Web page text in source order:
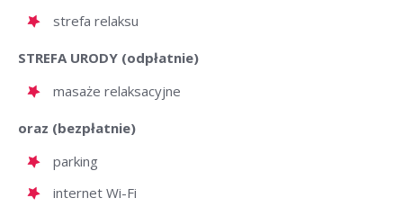
strefa relaksu
STREFA URODY (odpłatnie)
masaże relaksacyjne
oraz (bezpłatnie)
parking
internet Wi-Fi